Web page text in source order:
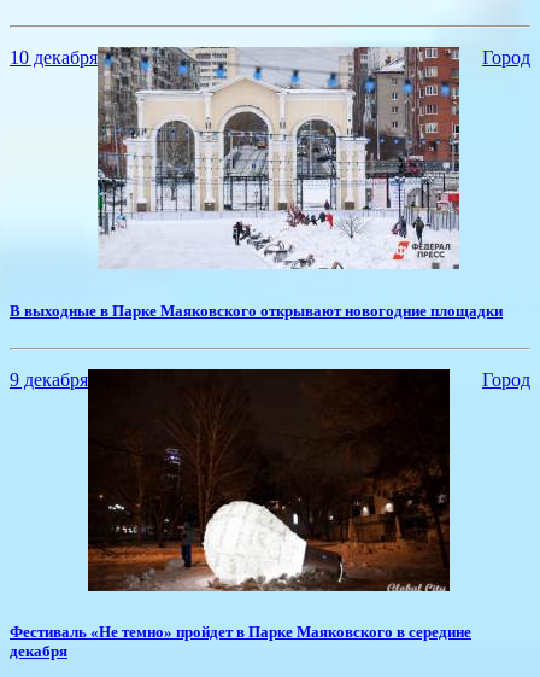
10 декабря Город
​В выходные в Парке Маяковского открывают новогодние площадки
9 декабря Город
Фестиваль «Не темно» пройдет в Парке Маяковского в середине
декабря